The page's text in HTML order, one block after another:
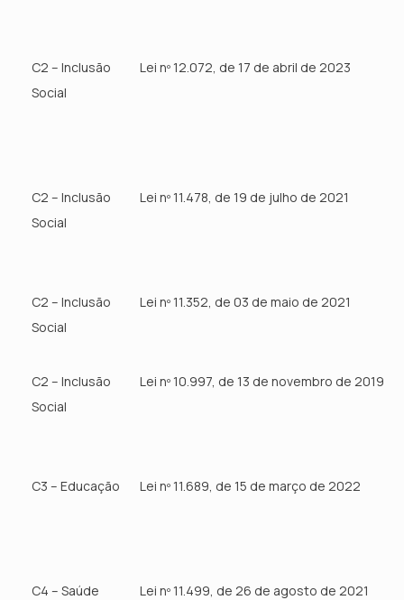
C2 – Inclusão
Social
Lei nº 12.072, de 17 de abril de 2023
C2 – Inclusão
Social
Lei nº 11.478, de 19 de julho de 2021
C2 – Inclusão
Social
Lei nº 11.352, de 03 de maio de 2021
C2 – Inclusão
Social
Lei nº 10.997, de 13 de novembro de 2019
C3 – Educação Lei nº 11.689, de 15 de março de 2022
C4 – Saúde Lei nº 11.499, de 26 de agosto de 2021